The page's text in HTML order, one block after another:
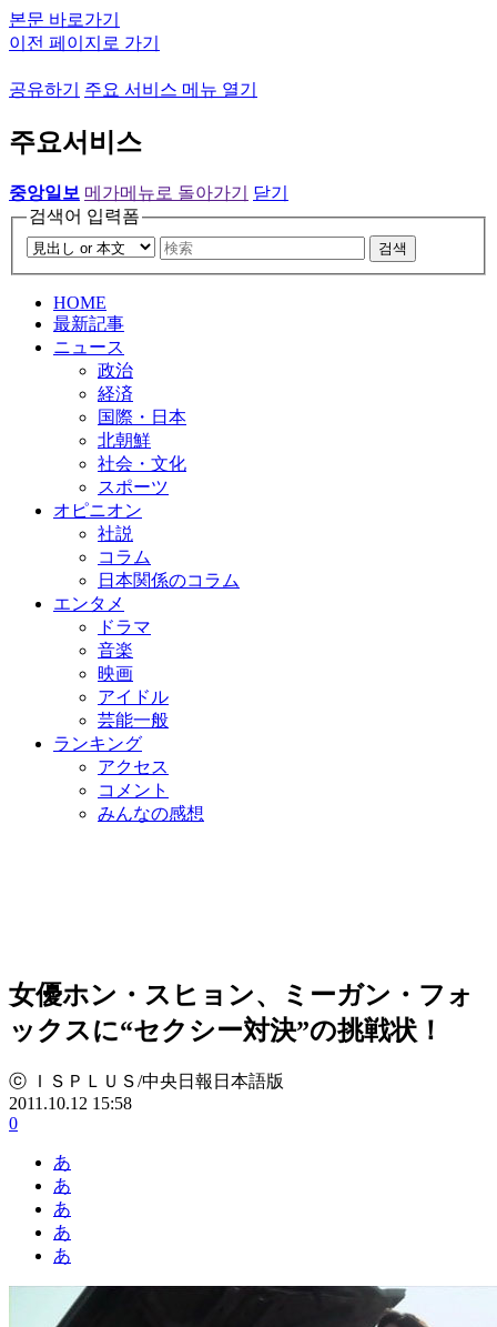
본문 바로가기
이전 페이지로 가기
공유하기 주요 서비스 메뉴 열기
주요서비스
중앙일보 메가메뉴로 돌아가기
닫기
검색어 입력폼
검색
HOME
最新記事
ニュース
政治
経済
国際・日本
北朝鮮
社会・文化
スポーツ
オピニオン
社説
コラム
日本関係のコラム
エンタメ
ドラマ
音楽
映画
アイドル
芸能一般
ランキング
アクセス
コメント
みんなの感想
女優ホン・スヒョン、ミーガン・フォ
ックスに“セクシー対決”の挑戦状！
ⓒ ＩＳＰＬＵＳ/中央日報日本語版
2011.10.12 15:58
0
あ
あ
あ
あ
あ